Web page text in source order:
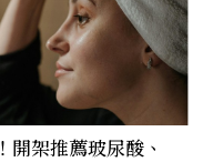
架推薦玻尿酸、